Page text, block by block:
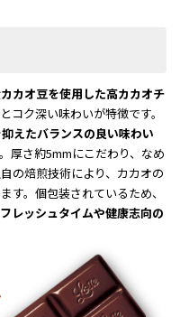
カオ豆を使用した高カカオチ
コク深い味わいが特徴です。
えたバランスの良い味わい
厚さ約5mmにこだわり、なめ
の焙煎技術により、カカオの
す。個包装されているため、
レッシュタイムや健康志向の